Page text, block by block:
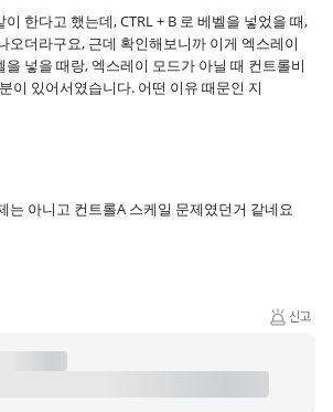
한다고 했는데, CTRL + B 로 베벨을 넣었을 때,
오더라구요, 근데 확인해보니까 이게 엑스레이
넣을 때랑, 엑스레이 모드가 아닐 때 컨트롤비
이 있어서였습니다. 어떤 이유 때문인 지
는 아니고 컨트롤A 스케일 문제였던거 같네요
신고